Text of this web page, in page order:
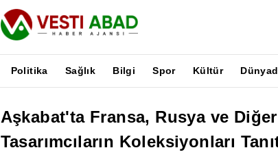
Politika Sağlık Bilgi Spor Kültür
Aşkabat'ta Fransa, Rusya ve
Tasarımcıların Koleksiyonları